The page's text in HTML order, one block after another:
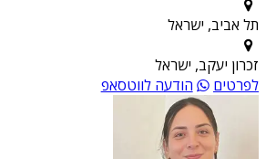
תל אביב, ישראל
זכרון יעקב, ישראל
לפרטים
הודעה לווטסאפ